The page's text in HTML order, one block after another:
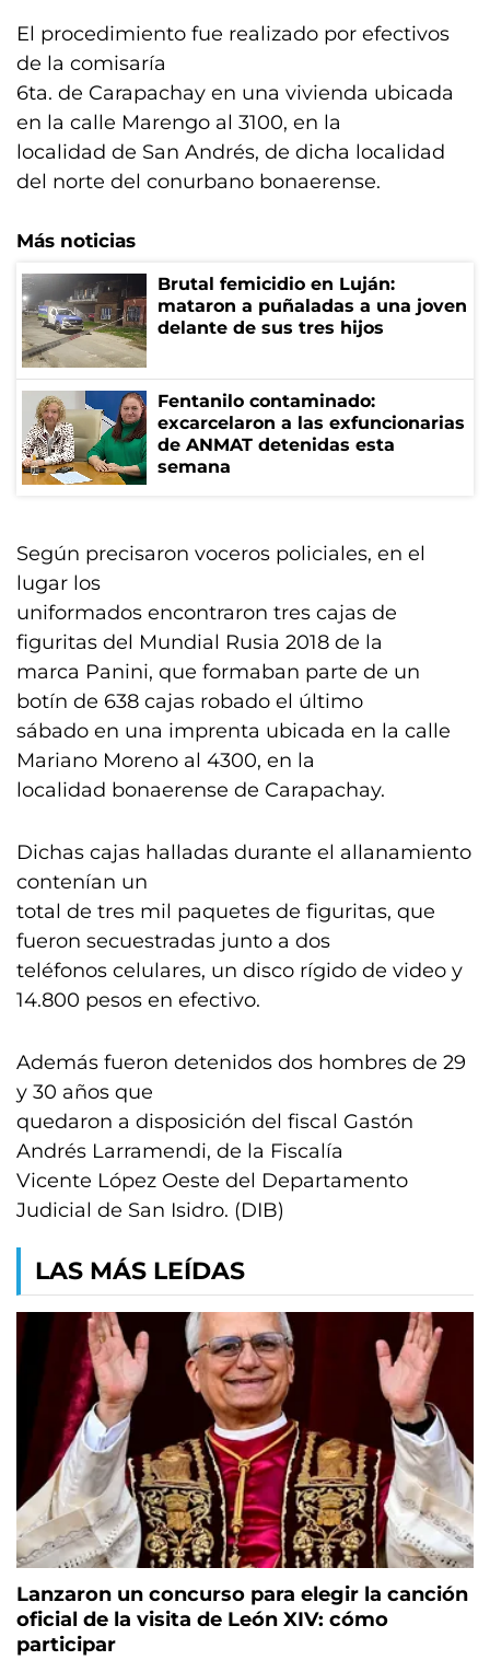
El procedimiento fue realizado por efectivos
de la comisaría
6ta. de Carapachay en una vivienda ubicada
en la calle Marengo al 3100, en la
localidad de San Andrés, de dicha localidad
del norte del conurbano bonaerense.
Más noticias
Brutal femicidio en Luján:
mataron a puñaladas a una joven
delante de sus tres hijos
Fentanilo contaminado:
excarcelaron a las exfuncionarias
de ANMAT detenidas esta
semana
Según precisaron voceros policiales, en el
lugar los
uniformados encontraron tres cajas de
figuritas del Mundial Rusia 2018 de la
marca Panini, que formaban parte de un
botín de 638 cajas robado el último
sábado en una imprenta ubicada en la calle
Mariano Moreno al 4300, en la
localidad bonaerense de Carapachay.
Dichas cajas halladas durante el allanamiento
contenían un
total de tres mil paquetes de figuritas, que
fueron secuestradas junto a dos
teléfonos celulares, un disco rígido de video y
14.800 pesos en efectivo.
Además fueron detenidos dos hombres de 29
y 30 años que
quedaron a disposición del fiscal Gastón
Andrés Larramendi, de la Fiscalía
Vicente López Oeste del Departamento
Judicial de San Isidro. (DIB)
LAS MÁS LEÍDAS
Lanzaron un concurso para elegir la canción
oficial de la visita de León XIV: cómo
participar